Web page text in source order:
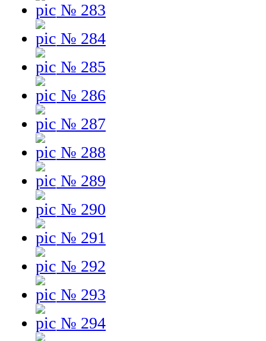
№ 283
№ 284
№ 285
№ 286
№ 287
№ 288
№ 289
№ 290
№ 291
№ 292
№ 293
№ 294